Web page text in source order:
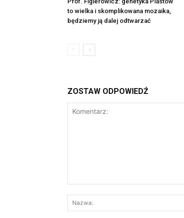
to wielka i skomplikowana mozaika,
będziemy ją dalej odtwarzać
ZOSTAW ODPOWIEDŹ